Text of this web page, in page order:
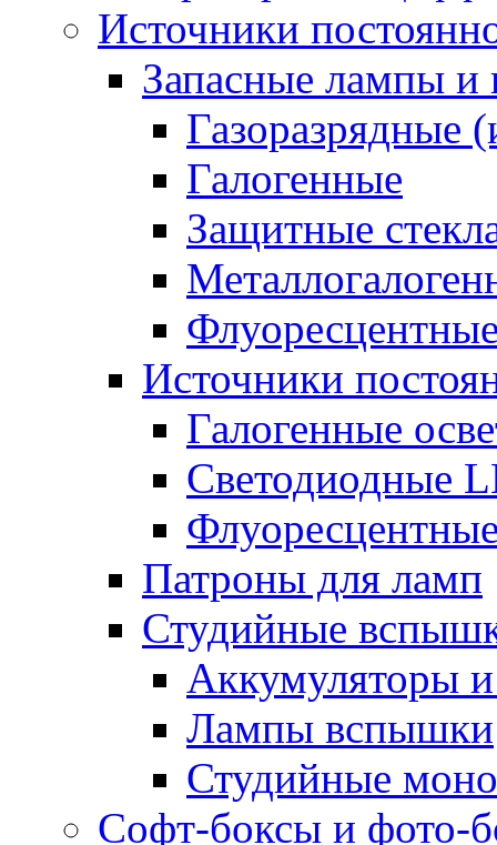
Источники
Запасные лампы и
Газоразрядные
Галогенные
Защитные
Источники
Галогенные
Светодиодные
Патроны для ламп
Студийные
Аккумуляторы
Лампы вспышки
Студийные
Софт-боксы и фото-